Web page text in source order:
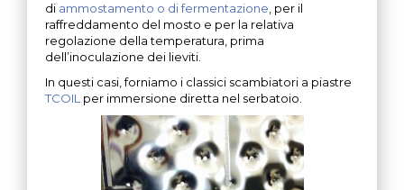
di ammostamento o di fermentazione , per il
raffreddamento del mosto e per la relativa
regolazione della temperatura, prima
dell’inoculazione dei lieviti.
In questi casi, forniamo i classici scambiatori a piastre
TCOIL per immersione diretta nel serbatoio.